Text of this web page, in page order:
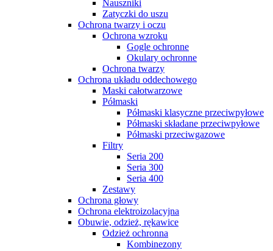
Nauszniki
Zatyczki do uszu
Ochrona twarzy i oczu
Ochrona wzroku
Gogle ochronne
Okulary ochronne
Ochrona twarzy
Ochrona układu oddechowego
Maski całotwarzowe
Półmaski
Półmaski klasyczne przeciwpyłowe
Półmaski składane przeciwpyłowe
Półmaski przeciwgazowe
Filtry
Seria 200
Seria 300
Seria 400
Zestawy
Ochrona głowy
Ochrona elektroizolacyjna
Obuwie, odzież, rękawice
Odzież ochronna
Kombinezony